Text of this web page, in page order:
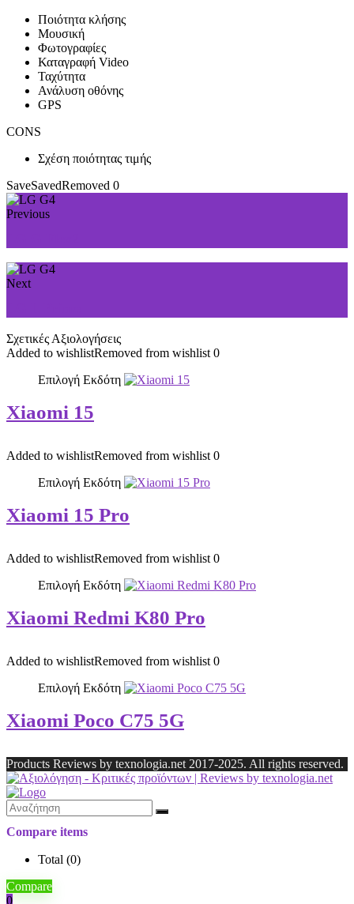
Ποιότητα κλήσης
Μουσική
Φωτογραφίες
Καταγραφή Video
Ταχύτητα
Ανάλυση οθόνης
GPS
CONS
Σχέση ποιότητας τιμής
SaveSavedRemoved 0
Previous
Next
Σχετικές Αξιολογήσεις
Added to wishlistRemoved from wishlist 0
Επιλογή Εκδότη
Xiaomi 15
Added to wishlistRemoved from wishlist 0
Επιλογή Εκδότη
Xiaomi 15 Pro
Added to wishlistRemoved from wishlist 0
Επιλογή Εκδότη
Xiaomi Redmi K80 Pro
Added to wishlistRemoved from wishlist 0
Επιλογή Εκδότη
Xiaomi Poco C75 5G
Products Reviews by texnologia.net 2017-2025. All rights reserved.
Compare items
Total (0)
Compare
0